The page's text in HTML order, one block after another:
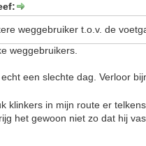
weggebruiker t.o.v. de
weggebruikers.
een slechte dag. Verloor
klinkers in mijn route er
het gewoon niet zo dat hij